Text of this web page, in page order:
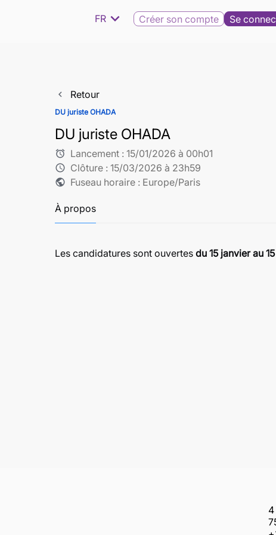
FR expand_more Créer son compte Se
navigate_before Retour
DU juriste OHADA
DU juriste OHADA
alarm Lancement : 15/01/2026 à 00h01
schedule Clôture : 15/03/2026 à 23h59
public Fuseau horaire : Europe/Paris
À propos
Les candidatures sont ouvertes du 15 janvier au